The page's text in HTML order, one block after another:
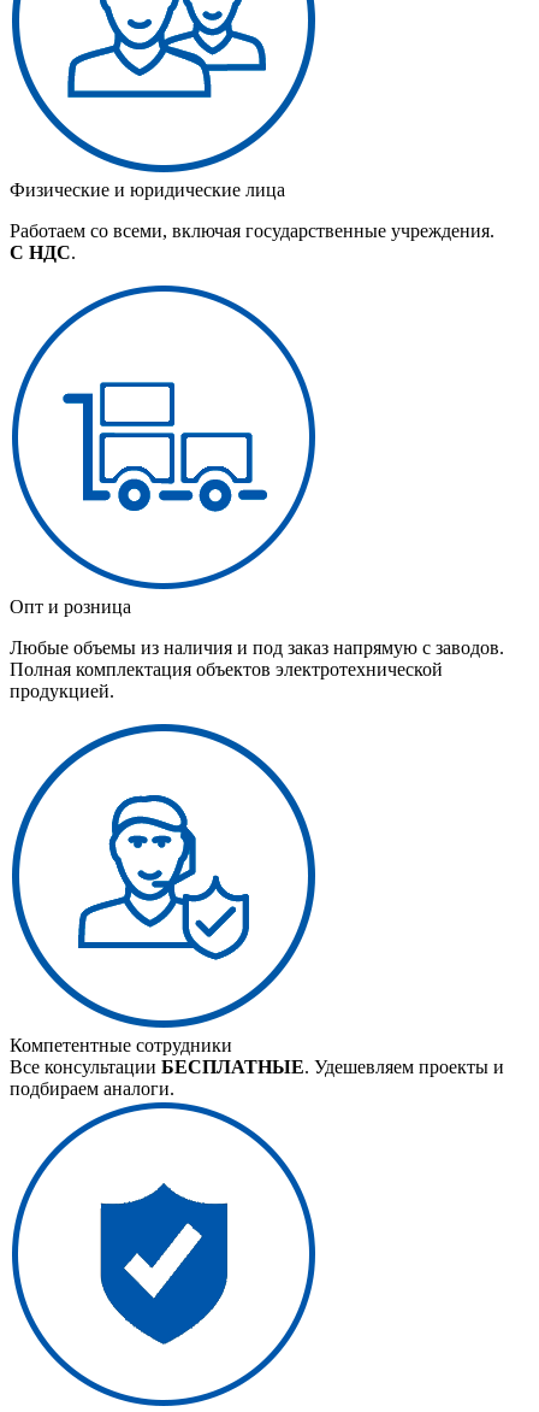
Физические и юридические лица
Работаем со всеми, включая государственные учреждения.
С НДС.
Опт и розница
Любые объемы из наличия и под заказ напрямую с заводов.
Полная комплектация объектов электротехнической
продукцией.
Компетентные сотрудники
Все консультации БЕСПЛАТНЫЕ. Удешевляем проекты и
подбираем аналоги.